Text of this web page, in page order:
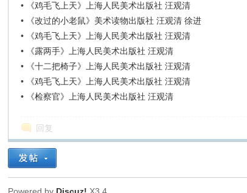
•
《鸡毛飞上天》上海人民美术出版社 汪观清
•
《改过的小老鼠》美术读物出版社 汪观清 徐进
•
《鸡毛飞上天》上海人民美术出版社 汪观清
•
《露两手》上海人民美术出版社 汪观清
•
《十二把椅子》上海人民美术出版社 汪观清
•
《鸡毛飞上天》上海人民美术出版社 汪观清
•
《检察官》上海人民美术出版社 汪观清
回复